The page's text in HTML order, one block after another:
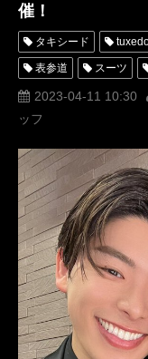
催！
タキシード
表参道 スーツ
オーダータキシード
人気
オーダータキシード名
レンタルタキシード東
ROSSONERO タ
タキシードレンタル東
レンタルタキシード横
パラッツォドゥカーレ
2023-04-11 10:30
ッフ